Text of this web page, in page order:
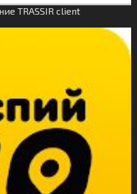
TRASSIR client